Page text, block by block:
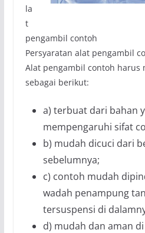
la
t
pengambil contoh
Persyaratan alat pengambil
Alat pengambil contoh harus
sebagai berikut:
a) terbuat dari bahan
mempengaruhi sifat
b) mudah dicuci dari
sebelumnya;
c) contoh mudah
wadah penampung
tersuspensi di
d) mudah dan aman